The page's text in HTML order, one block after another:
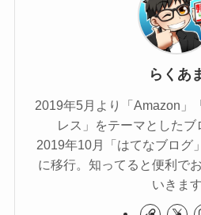
らくあ
2019年5月より「Amazon」
レス」をテーマとしたブ
2019年10月「はてなブログ
に移行。知ってると便利で
いきます